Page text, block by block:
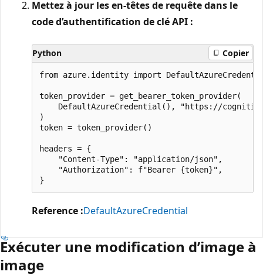
Mettez à jour les en-têtes de requête dans le
code d’authentification de clé API :
Python Copier
from azure.identity import
token_provider = get_bearer_token_provider(
DefaultAzureCredential(), "https://
)
token = token_provider()
headers = {
    "Content-Type": "application/json",
    "Authorization": f"Bearer {token}",
Reference :DefaultAzureCredential
Exécuter une modification d’image à
image